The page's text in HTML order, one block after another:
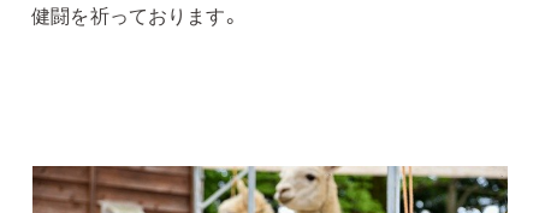
健闘を祈っております。